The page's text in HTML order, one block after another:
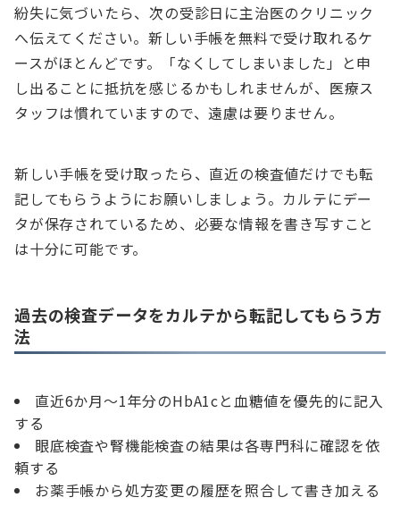
紛失に気づいたら、次の受診日に主治医のクリニック
へ伝えてください。新しい手帳を無料で受け取れるケ
ースがほとんどです。「なくしてしまいました」と申
し出ることに抵抗を感じるかもしれませんが、医療ス
タッフは慣れていますので、遠慮は要りません。
新しい手帳を受け取ったら、直近の検査値だけでも転
記してもらうようにお願いしましょう。カルテにデー
タが保存されているため、必要な情報を書き写すこと
は十分に可能です。
過去の検査データをカルテから転記してもらう方
法
直近6か月〜1年分のHbA1cと血糖値を優先的に記入
する
眼底検査や腎機能検査の結果は各専門科に確認を依
頼する
お薬手帳から処方変更の履歴を照合して書き加える